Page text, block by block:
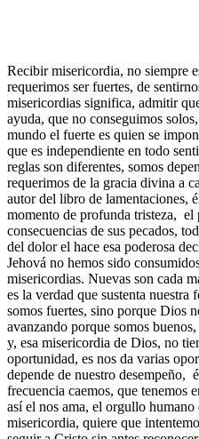
Recibir misericordia, no siempre
requerimos ser fuertes, de
misericordias significa, admitir
ayuda, que no conseguimos
mundo el fuerte es quien se
que es independiente en todo
reglas son diferentes, somos
requerimos de la gracia divina a
autor del libro de lamentaciones,
momento de profunda tristeza, el
consecuencias de sus pecados,
del dolor el hace esa poderosa
Jehová no hemos sido
misericordias. Nuevas son cada
es la verdad que sustenta nuestra
somos fuertes, sino porque Dios
avanzando porque somos
y, esa misericordia de Dios, no
oportunidad, es nos da varias
depende de nuestro desempeño,
frecuencia caemos, que tenemos
así el nos ama, el orgullo humano
misericordia, quiere que